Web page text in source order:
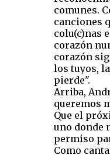
comunes.
canciones
colu(c)nas
corazón
corazón
los tuyos,
pierde".
Arriba,
queremos
Que el
uno donde
permiso
Como